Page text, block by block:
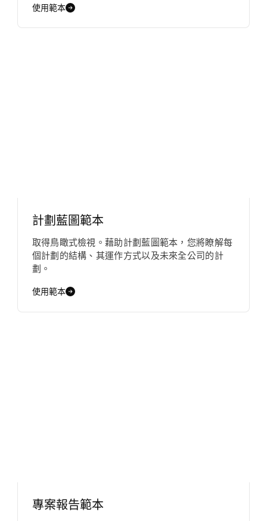
使用範本
計劃藍圖範本
取得鳥瞰式檢視。藉助計劃藍圖範本，您將瞭解每
個計劃的結構、其運作方式以及未來全公司的計
劃。
使用範本
專案報告範本